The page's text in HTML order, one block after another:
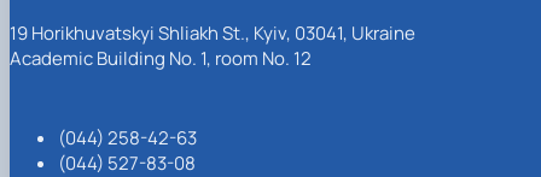
19 Horikhuvatskyi Shliakh St., Kyiv, 03041, Ukraine
Academic Building No. 1, room No. 12
(044) 258-42-63
(044) 527-83-08